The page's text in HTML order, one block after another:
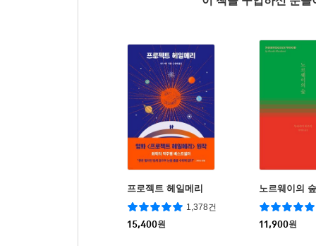
프로젝트 헤일메리
1,378건
15,400원
노르웨이의 숲
11,900원